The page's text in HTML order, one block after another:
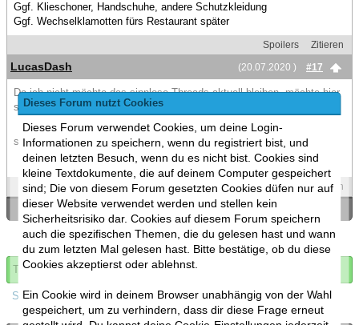
Dieses Forum nutzt Cookies
Dieses Forum verwendet Cookies, um deine Login-
Informationen zu speichern, wenn du registriert bist, und
deinen letzten Besuch, wenn du es nicht bist. Cookies sind
kleine Textdokumente, die auf deinem Computer gespeichert
sind; Die von diesem Forum gesetzten Cookies düfen nur auf
dieser Website verwendet werden und stellen kein
Sicherheitsrisiko dar. Cookies auf diesem Forum speichern
auch die spezifischen Themen, die du gelesen hast und wann
du zum letzten Mal gelesen hast. Bitte bestätige, ob du diese
Cookies akzeptierst oder ablehnst.
Ein Cookie wird in deinem Browser unabhängig von der Wahl
gespeichert, um zu verhindern, dass dir diese Frage erneut
Ggf. Klieschoner, Handschuhe, andere Schutzkleidung
Ggf. Wechselklamotten fürs Restaurant später
Spoilers
Zitieren
(20.07.2020 )
#17
LucasDash
Da ich nicht möchte das sinnlose Threads aktuell bleiben, möchte hier
sagen das ich das Meet-Up ganz nice fand und die Currywurst auch
sehr lecker war
Spoilers Zitieren
« Ein Thema zurück|Ein Thema vor »
Thema abonnieren
Spoilers